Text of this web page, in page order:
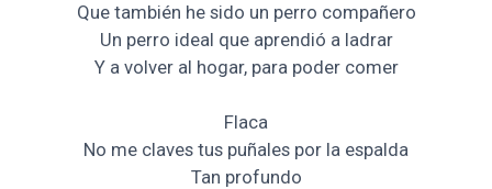
Que también he sido un perro compañero
Un perro ideal que aprendió a ladrar
Y a volver al hogar, para poder comer
Flaca
No me claves tus puñales por la espalda
Tan profundo